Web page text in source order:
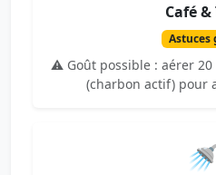
Café &
Astuces
⚠️ Goût possible : aérer
(charbon actif) pour